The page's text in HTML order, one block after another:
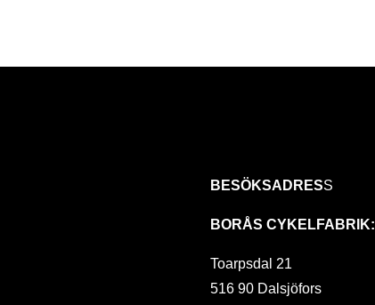
BESÖKSADRESS
BORÅS CYKELFABRIK:
Toarpsdal 21
516 90 Dalsjöfors